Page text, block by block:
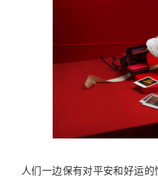
人们一边保有对平安和好运